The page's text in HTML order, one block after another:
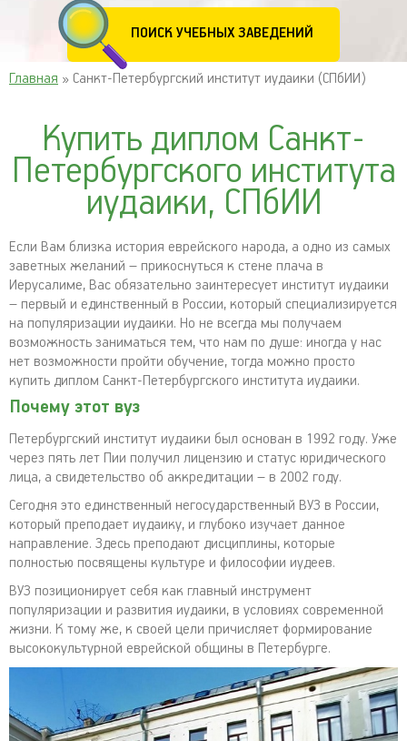
ПОИСК УЧЕБНЫХ ЗАВЕДЕНИЙ
Главная » Санкт-Петербургский институт иудаики (СПбИИ)
Купить диплом Санкт-
Петербургского института
иудаики, СПбИИ
Если Вам близка история еврейского народа, а одно из самых
заветных желаний – прикоснуться к стене плача в
Иерусалиме, Вас обязательно заинтересует институт иудаики
– первый и единственный в России, который специализируется
на популяризации иудаики. Но не всегда мы получаем
возможность заниматься тем, что нам по душе: иногда у нас
нет возможности пройти обучение, тогда можно просто
купить диплом Санкт-Петербургского института иудаики.
Почему этот вуз
Петербургский институт иудаики был основан в 1992 году. Уже
через пять лет Пии получил лицензию и статус юридического
лица, а свидетельство об аккредитации – в 2002 году.
Сегодня это единственный негосударственный ВУЗ в России,
который преподает иудаику, и глубоко изучает данное
направление. Здесь преподают дисциплины, которые
полностью посвящены культуре и философии иудеев.
ВУЗ позиционирует себя как главный инструмент
популяризации и развития иудаики, в условиях современной
жизни. К тому же, к своей цели причисляет формирование
высококультурной еврейской общины в Петербурге.